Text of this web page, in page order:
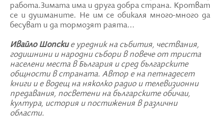
работа.Зимата има и друга добра страна. Кротват
се и душманите. Не им се обикаля много-много да
бесуват и да тормозят раята...
Ивайло Шопские уредник на събития, чествания,
годишнини и народни събори в повече от триста
населени места в България и сред българските
общности в страната. Автор е на петнадесет
книги и е водещ на няколко радио и телевизионни
предавания, посветени на българските обичаи,
култура, история и постижения в различни
области.